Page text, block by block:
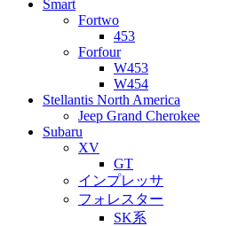
Smart
Fortwo
453
Forfour
W453
W454
Stellantis North America
Jeep Grand Cherokee
Subaru
XV
GT
インプレッサ
フォレスター
SK系